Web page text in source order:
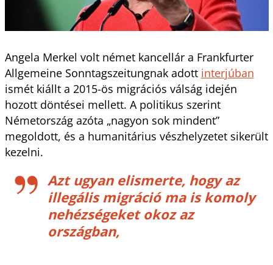
Angela Merkel volt német kancellár a Frankfurter
Allgemeine Sonntagszeitungnak adott interjúban
ismét kiállt a 2015-ös migrációs válság idején
hozott döntései mellett. A politikus szerint
Németország azóta „nagyon sok mindent”
megoldott, és a humanitárius vészhelyzetet sikerült
kezelni.
Azt ugyan elismerte, hogy az
illegális migráció ma is komoly
nehézségeket okoz az
országban,